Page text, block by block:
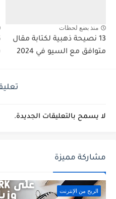
منذ بضع لحظات
13 نصيحة ذهبية لكتابة مقال
متوافق مع السيو في 2024
لا يسمح بالتعليقات الجديدة.
مشاركة مميزة
الربح من الإنترنت